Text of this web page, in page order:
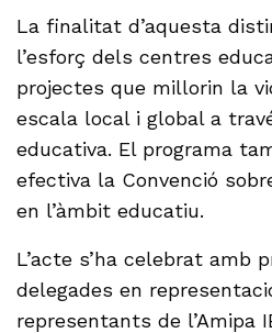
La finalitat d’aquesta
l’esforç dels centres
projectes que millorin la
escala local i global a
educativa. El programa
efectiva la Convenció
en l’àmbit educatiu.
L’acte s’ha celebrat amb
delegades en
representants de l’Amipa